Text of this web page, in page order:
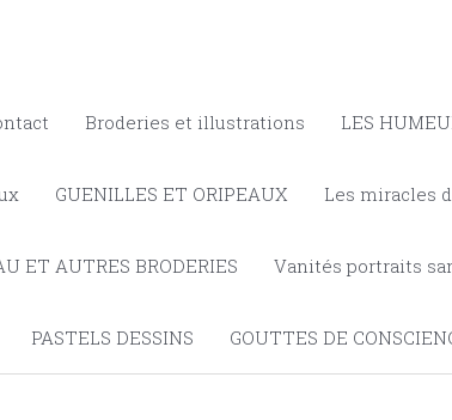
Broderies et illustrations LES
GUENILLES ET ORIPEAUX Les miracles
ET AUTRES BRODERIES Vanités portraits
PASTELS DESSINS GOUTTES DE